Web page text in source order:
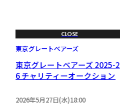
CLOSE
東京グレートベアーズ
東京グレートベアーズ 2025-2
6 チャリティーオークション
2026年5月27日(水)18:00